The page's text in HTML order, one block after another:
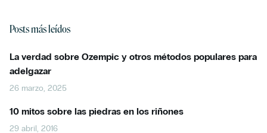
Posts más leídos
La verdad sobre Ozempic y otros métodos populares para
adelgazar
26 marzo, 2025
10 mitos sobre las piedras en los riñones
29 abril, 2016